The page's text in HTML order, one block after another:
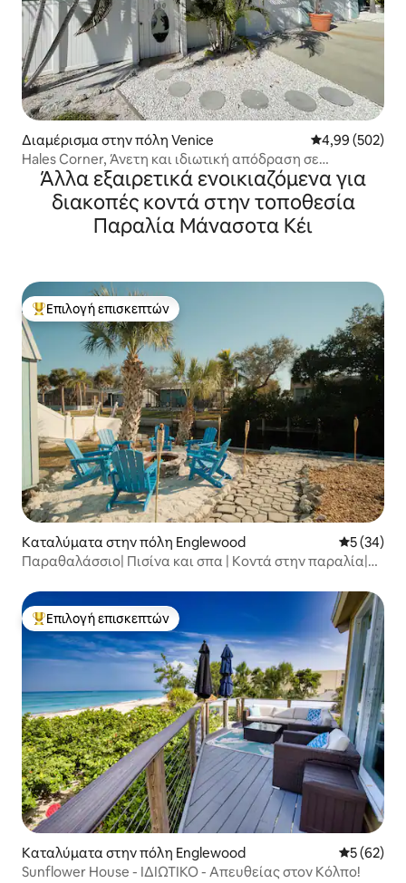
Διαμέρισμα στην πόλη Venice Μέση
4,99 (502)
Hales Corner, Άνετη και ιδιωτική απόδραση σε
παραθαλάσσια πόλη
Άλλα εξαιρετικά ενοικιαζόμενα για
διακοπές κοντά στην τοποθεσία
Παραλία Μάνασοτα Κέι
Κορυφαία επιλογή επισκεπτών
Επιλογή επισκεπτών
Καταλύματα στην πόλη Englewood Μέση
5 (34)
Παραθαλάσσιο| Πισίνα και σπα | Κοντά στην παραλία|
Κορυφαία επιλογή επισκεπτών
Επιλογή επισκεπτών
Καταλύματα στην πόλη Englewood Μέση
5 (62)
Sunflower House - ΙΔΙΩΤΙΚΟ - Απευθείας στον Κόλπο!